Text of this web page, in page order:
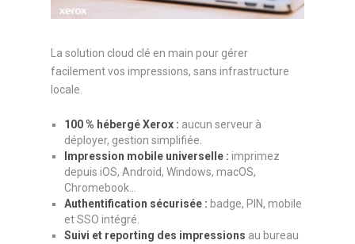
La solution cloud clé en main pour gérer
facilement vos impressions, sans infrastructure
locale.
100 % hébergé Xerox : aucun serveur à
déployer, gestion simplifiée.
Impression mobile universelle : imprimez
depuis iOS, Android, Windows, macOS,
Chromebook…
Authentification sécurisée : badge, PIN, mobile
et SSO intégré.
Suivi et reporting des impressions au bureau